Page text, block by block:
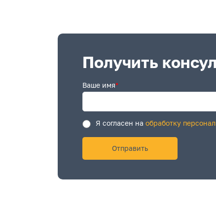
Получить
Ваше имя*
Я согласен на обработку